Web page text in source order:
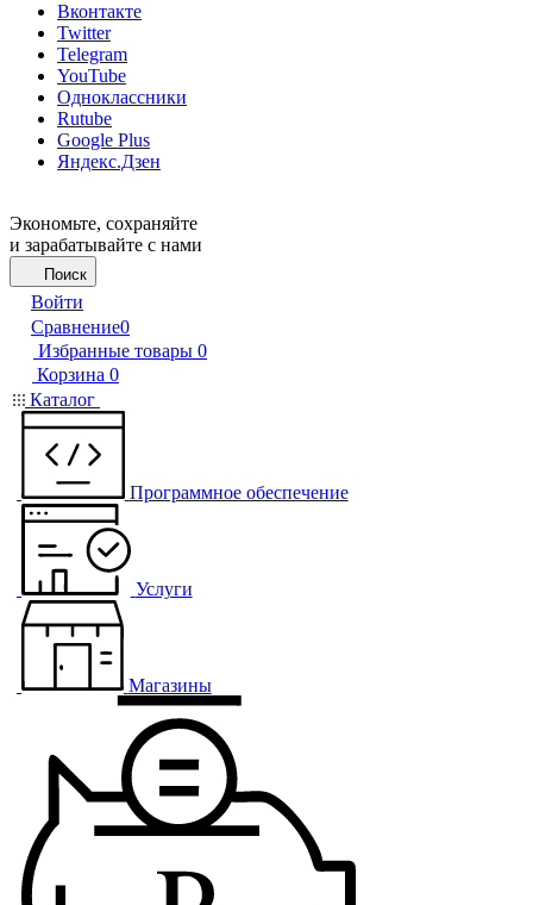
Вконтакте
Twitter
Telegram
YouTube
Одноклассники
Rutube
Google Plus
Яндекс.Дзен
Экономьте, сохраняйте
и зарабатывайте с нами
Поиск
Войти
Сравнение0
Избранные товары 0
Корзина 0
Каталог
Программное обеспечение
Услуги
Магазины